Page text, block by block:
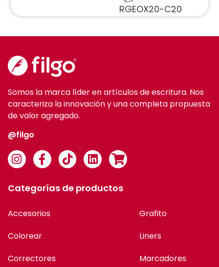
RGEOX20-C20
Somos la marca líder en artículos de escritura. Nos
caracteriza la innovación y una completa propuesta
de valor agregado.
@filgo
Categorías de productos
Accesorios
Colorear
Correctores
Grafito
Liners
Marcadores